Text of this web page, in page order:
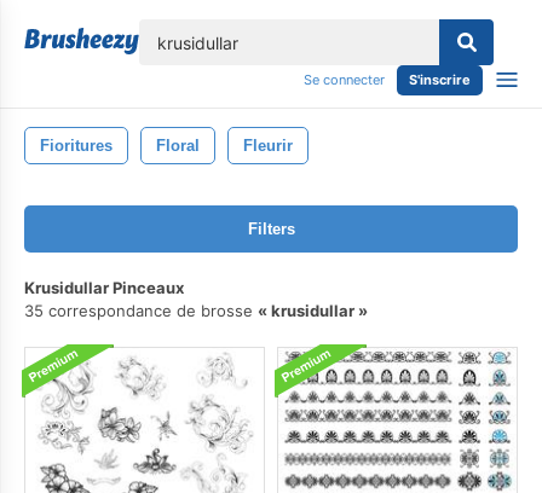
Se connecter S'inscrire
Fioritures Floral Fleurir
Filters
Krusidullar Pinceaux
35 correspondance de brosse
krusidullar